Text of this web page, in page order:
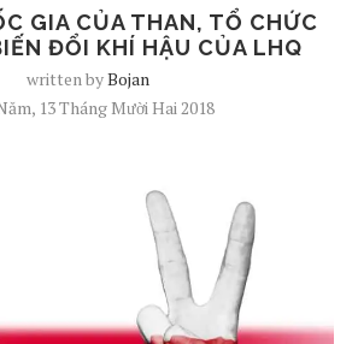
GIA CỦA THAN, TỔ CHỨC
ĐỔI KHÍ HẬU CỦA LHQ
written byBojan
13 Tháng Mười Hai 2018